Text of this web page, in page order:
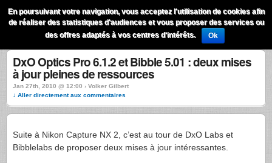
QuestionsPhoto Menu
DxO Optics Pro 6.1.2 et Bibble 5.01 : deux mises
à jour pleines de ressources
Jan 27th, 2010 @ 12:00 › Volker Gilbert
↓ Aller directement aux commentaires
Suite à Nikon Capture NX 2, c’est au tour de DxO Labs et
Bibblelabs de proposer deux mises à jour intéressantes.
En poursuivant votre navigation, vous acceptez l'utilisation de cookies afin
de réaliser des statistiques d'audiences et vous proposer des services ou
des offres adaptés à vos centres d'intérêts.
Ok